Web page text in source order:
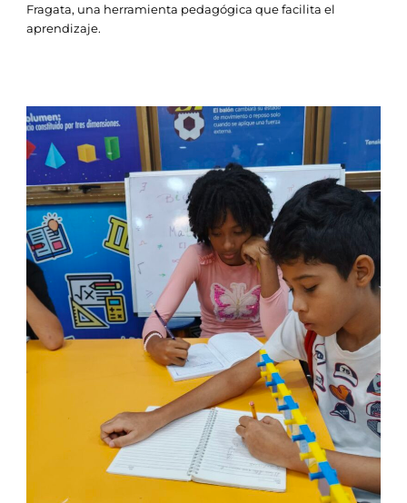
Fragata, una herramienta pedagógica que facilita el
aprendizaje.